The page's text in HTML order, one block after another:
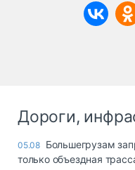
Дороги,
05.08 Большегрузам
только объездная